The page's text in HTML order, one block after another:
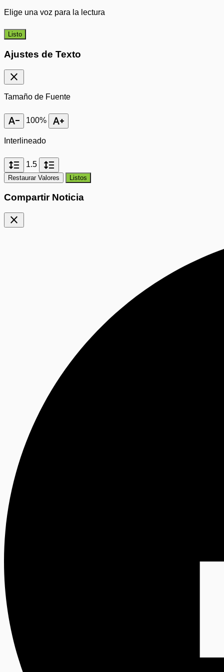
Elige una voz para la lectura
Listo
Ajustes de Texto
close
Tamaño de Fuente
text_decrease 100% text_increase
Interlineado
format_line_spacing 1.5 format_line_spacing
Restaurar Valores Listos
Compartir Noticia
close